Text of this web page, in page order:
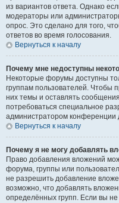
из вариантов ответа. Однако
модераторы или
опрос. Это сделано для того,
ответов во время голосования.
Вернуться к началу
Почему мне недоступны
Некоторые форумы доступны
группам пользователей. Чтобы
них темы и оставлять
потребоваться специальное
администратором конференции
Вернуться к началу
Почему я не могу добавлять
Право добавления вложений
форума, группы или
не разрешить добавление
возможно, что добавлять
определённых групп. Если вы